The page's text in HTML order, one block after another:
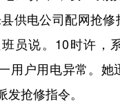
供电公司配网抢
员说。10时许，
户用电异常。她
发抢修指令。